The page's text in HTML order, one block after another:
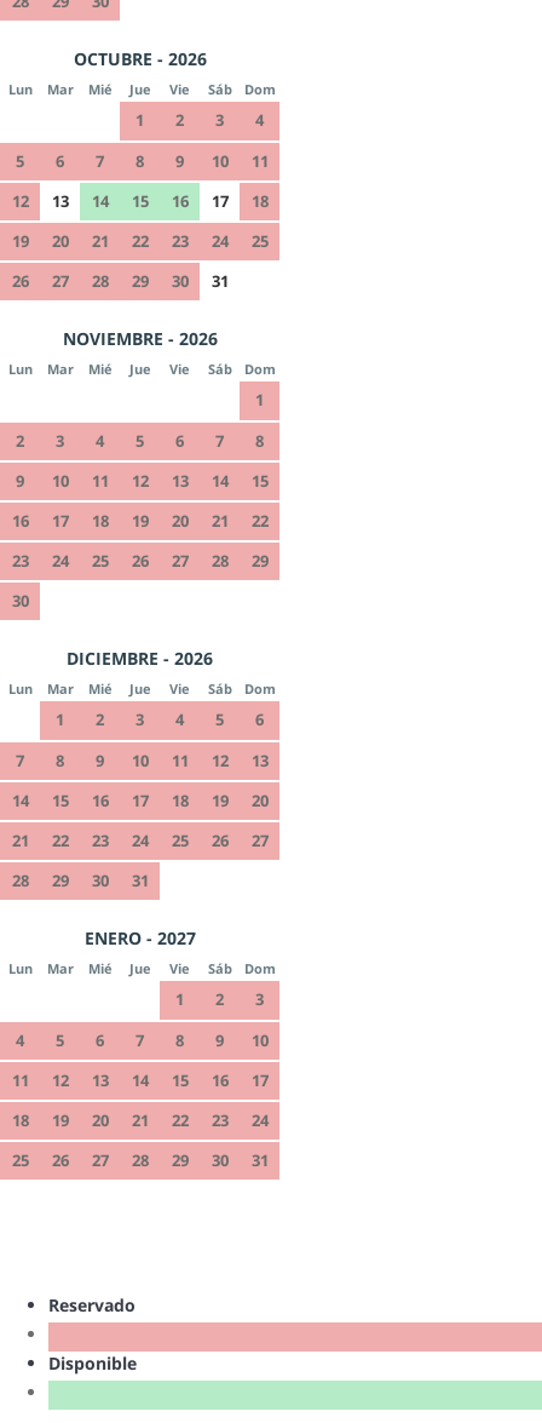
OCTUBRE - 2026
Lun Mar Mié Jue Vie Sáb Dom
1 2 3
4
5
6 7 8 9 10
11
12
13 14 15 16 17
18
19
20 21 22 23 24
25
26
27 28 29 30 31
NOVIEMBRE - 2026
Lun Mar Mié Jue Vie Sáb Dom
1
2
3 4 5 6 7
8
9
10 11 12 13 14
15
16
17 18 19 20 21
22
23
24 25 26 27 28
29
30
DICIEMBRE - 2026
Lun Mar Mié Jue Vie Sáb Dom
1 2 3 4 5
6
7
8 9 10 11 12
13
14
15 16 17 18 19
20
21
22 23 24 25 26
27
28
29 30 31
ENERO - 2027
Lun Mar Mié Jue Vie Sáb Dom
1 2
3
4
5 6 7 8 9
10
11
12 13 14 15 16
17
18
19 20 21 22 23
24
25
26 27 28 29 30 31
Reservado
Disponible